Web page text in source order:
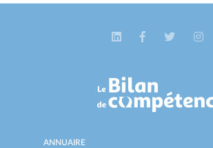
ANNUAIRE